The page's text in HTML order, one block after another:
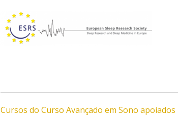
Cursos do Curso Avançado em Sono